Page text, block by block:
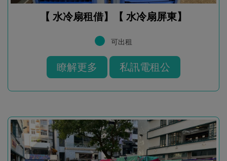
【 水冷扇租借】【 水冷扇屏東】
可出租
瞭解更多 私訊電租公